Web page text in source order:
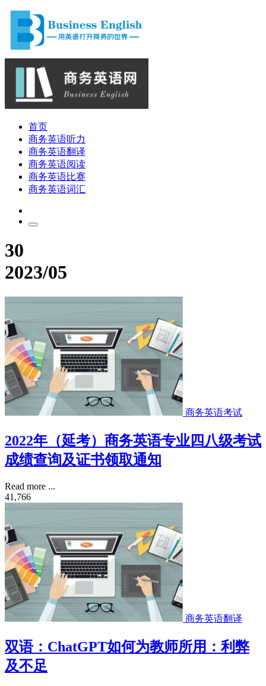
首页
商务英语听力
商务英语翻译
商务英语阅读
商务英语比赛
商务英语词汇
30
2023/05
商务英语考试
2022年（延考）商务英语专业四八级考试
成绩查询及证书领取通知
Read more ...
41,766
商务英语翻译
双语：ChatGPT如何为教师所用：利弊
及不足